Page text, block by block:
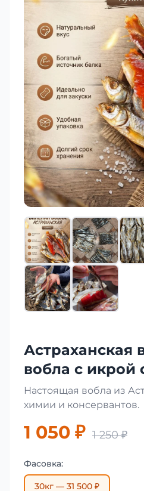
Астраханская
вобла с икрой
Настоящая вобла из
химии и консервантов.
1 050 ₽ 1 250 ₽
Фасовка:
30кг — 31 500 ₽